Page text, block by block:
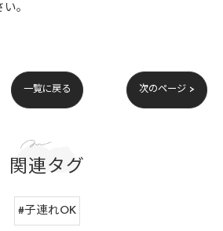
。
一覧に戻る 次のページ >
関連タグ
#子連れOK